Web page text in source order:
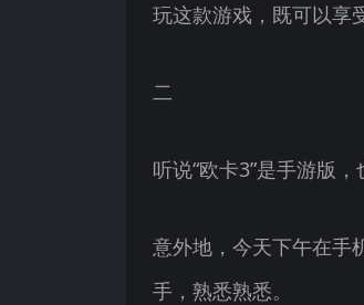
玩这款游戏，既可以享
二
听说“欧卡3”是手游版
意外地，今天下午在手
手，熟悉熟悉。